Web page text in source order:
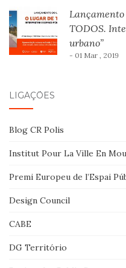
Lançamento
TODOS.
urbano”
- 01 Mar , 2019
LIGAÇÕES
Blog CR Polis
Institut Pour La Ville En
Premi Europeu de l’Espai
Design Council
CABE
DG Território